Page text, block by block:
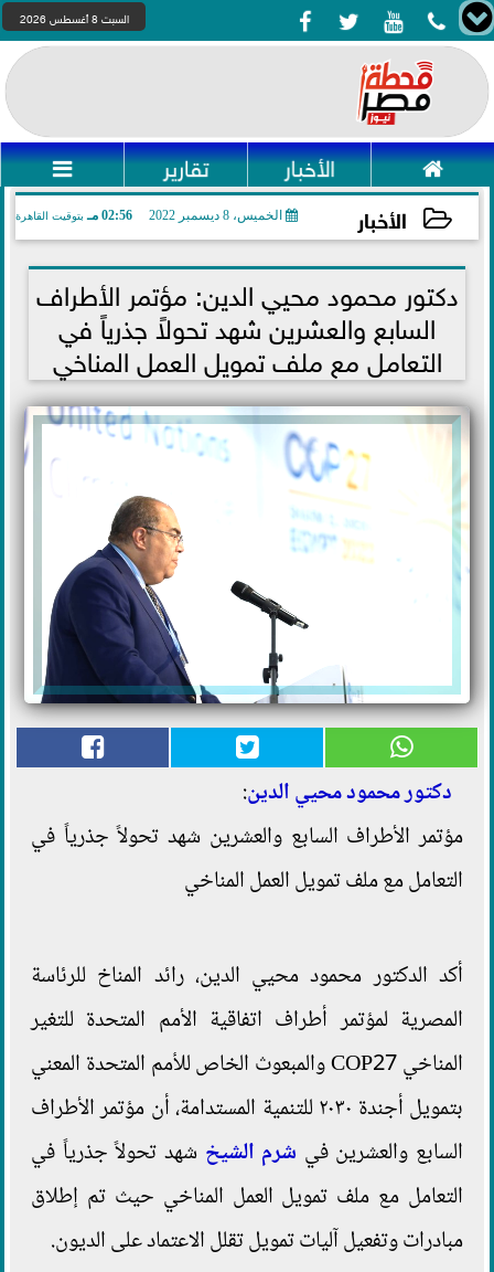
    السبت 8 أغسطس 2026
 الأخبار تقارير 
الأخبار الخميس، 8 ديسمبر 2022 02:56 مـ بتوقيت القاهرة
2022-12-08 14:56:32
دكتور محمود محيي الدين: مؤتمر الأطراف
السابع والعشرين شهد تحولاً جذرياً في
التعامل مع ملف تمويل العمل المناخي
دكتور محمود محيي الدين:
مؤتمر الأطراف السابع والعشرين شهد تحولاً جذرياً في
التعامل مع ملف تمويل العمل المناخي
أكد الدكتور محمود محيي الدين، رائد المناخ للرئاسة
المصرية لمؤتمر أطراف اتفاقية الأمم المتحدة للتغير
المناخي COP27 والمبعوث الخاص للأمم المتحدة المعني
بتمويل أجندة ٢٠٣٠ للتنمية المستدامة، أن مؤتمر الأطراف
السابع والعشرين في شرم الشيخ شهد تحولاً جذرياً في
التعامل مع ملف تمويل العمل المناخي حيث تم إطلاق
مبادرات وتفعيل آليات تمويل تقلل الاعتماد على الديون.